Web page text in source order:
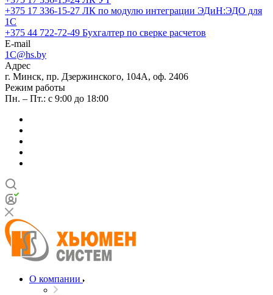
+375 17 336-15-27 ЛК по модулю интеграции ЭДиН:ЭДО для
1С
+375 44 722-72-49 Бухгалтер по сверке расчетов
E-mail
1C@hs.by
Адрес
г. Минск, пр. Дзержинского, 104А, оф. 2406
Режим работы
Пн. – Пт.: с 9:00 до 18:00
О компании